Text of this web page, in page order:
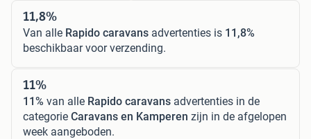
11,8%
Van alle Rapido caravans advertenties is 11,8%
beschikbaar voor verzending.
11%
11% van alle Rapido caravans advertenties in de
categorie Caravans en Kamperen zijn in de afgelopen
week aangeboden.